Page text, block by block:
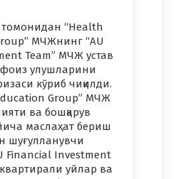
томонидан “Health
МЧЖнинг “AU
Team” МЧЖ устав
улушларини
кўриб чиқилди.
Group” МЧЖ
ва бошқарув
маслаҳат бериш
шуғулланувчи
Financial Investment
уйлар ва